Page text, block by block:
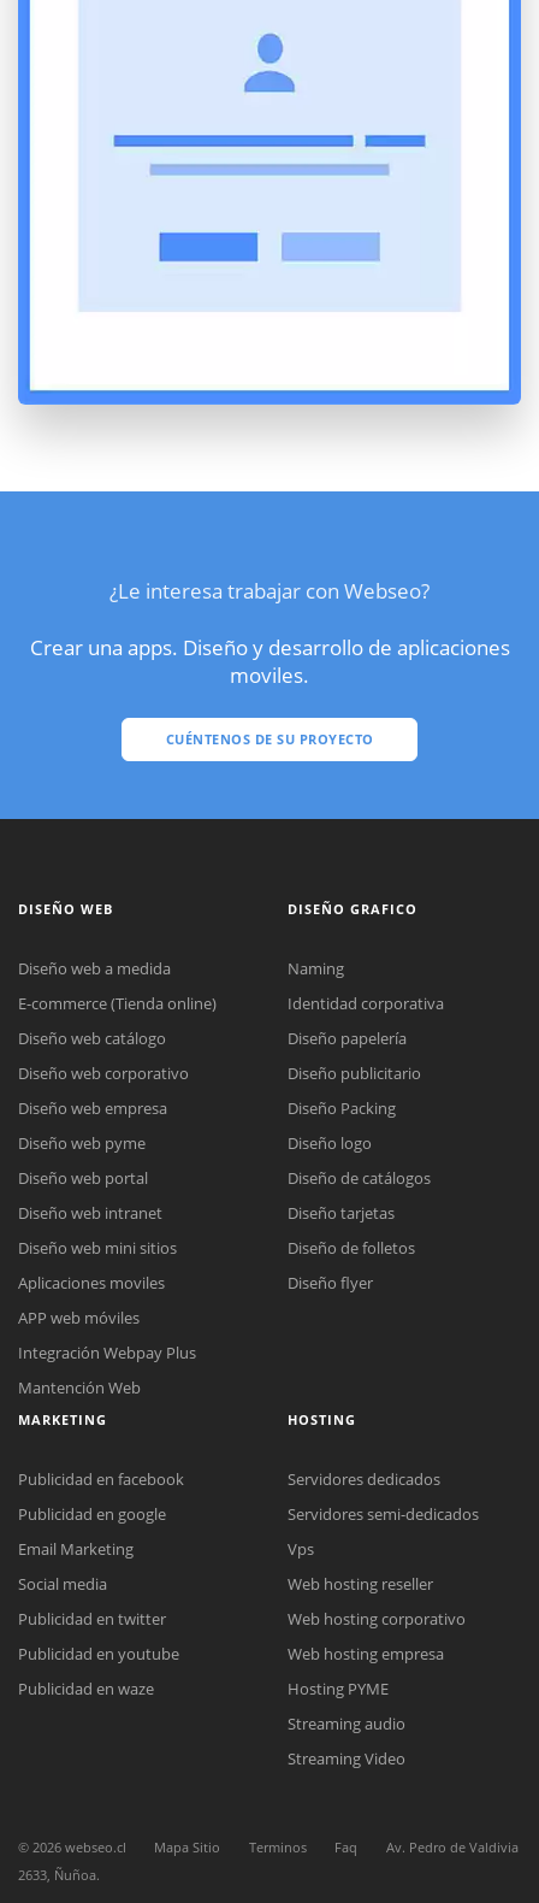
¿Le interesa trabajar con Webseo?
Crear una apps. Diseño y desarrollo de aplicaciones
moviles.
CUÉNTENOS DE SU PROYECTO
Reunión online
Nuestros ejecutivos le enviarán un correo electrónico con el enlace a
Meet para la reunión online.
Cotización
Chat Online
Todos nuestros ejecutivos están fuera de línea. Complete el formulario
DISEÑO WEB
Diseño web a medida
E-commerce (Tienda online)
Diseño web catálogo
Diseño web corporativo
Diseño web empresa
Diseño web pyme
Diseño web portal
Diseño web intranet
Diseño web mini sitios
Aplicaciones moviles
APP web móviles
Integración Webpay Plus
Mantención Web
DISEÑO GRAFICO
Naming
Identidad corporativa
Diseño papelería
Diseño publicitario
Diseño Packing
Diseño logo
Diseño de catálogos
Diseño tarjetas
Diseño de folletos
Diseño flyer
MARKETING
Publicidad en facebook
Publicidad en google
Email Marketing
Social media
Publicidad en twitter
Publicidad en youtube
Publicidad en waze
HOSTING
Servidores dedicados
Servidores semi-dedicados
Vps
Web hosting reseller
Web hosting corporativo
Web hosting empresa
Hosting PYME
Streaming audio
Streaming Video
© 2026 webseo.cl Mapa Sitio Terminos Faq
Av. Pedro de Valdivia
2633, Ñuñoa.